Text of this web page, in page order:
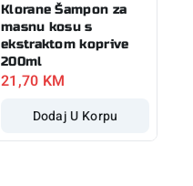
Klorane Šampon za
masnu kosu s
ekstraktom koprive
200ml
21,70 KM
Dodaj U Korpu